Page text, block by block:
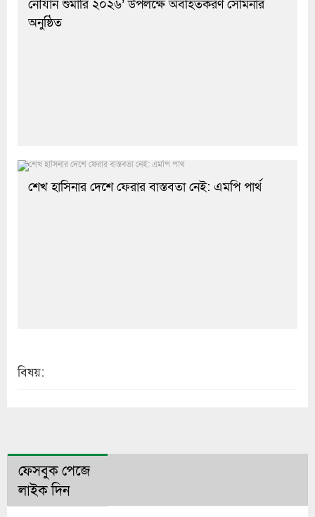
নৌযান শুমারি ২০২৬’ উপলক্ষে অবহিতকরণ সেমিনার
অনুষ্ঠিত
শেখ হাসিনার দেশে ফেরার বাস্তবতা নেই: এমপি পার্থ
বিষয়:
ফেসবুক পেজে
লাইক দিন